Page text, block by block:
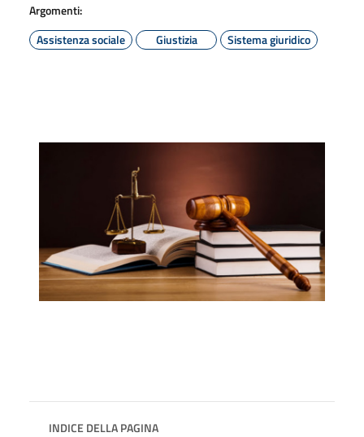
Argomenti:
Assistenza sociale
Giustizia Sistema giuridico
INDICE DELLA PAGINA